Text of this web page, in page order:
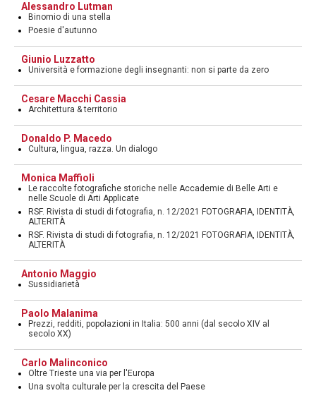
Alessandro Lutman
Binomio di una stella
Poesie d'autunno
Giunio Luzzatto
Università e formazione degli insegnanti: non si parte da zero
Cesare Macchi Cassia
Architettura & territorio
Donaldo P. Macedo
Cultura, lingua, razza. Un dialogo
Monica Maffioli
Le raccolte fotografiche storiche nelle Accademie di Belle Arti e
nelle Scuole di Arti Applicate
RSF. Rivista di studi di fotografia, n. 12/2021 FOTOGRAFIA, IDENTITÀ,
ALTERITÀ
RSF. Rivista di studi di fotografia, n. 12/2021 FOTOGRAFIA, IDENTITÀ,
ALTERITÀ
Antonio Maggio
Sussidiarietà
Paolo Malanima
Prezzi, redditi, popolazioni in Italia: 500 anni (dal secolo XIV al
secolo XX)
Carlo Malinconico
Oltre Trieste una via per l'Europa
Una svolta culturale per la crescita del Paese